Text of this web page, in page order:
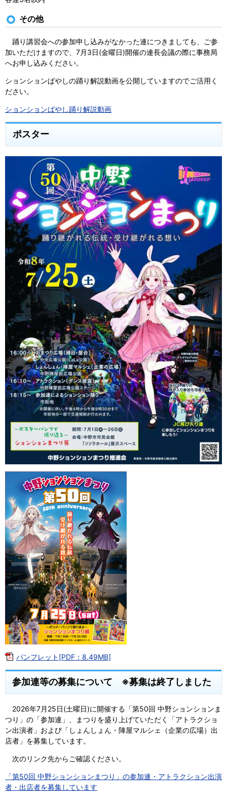
その他
踊り講習会への参加申し込みがなかった連につきましても、ご参
加いただけますので、7月3日(金曜日)開催の連長会議の際に事務局
へお申し込みください。
ションションばやしの踊り解説動画を公開していますのでご活用く
ださい。
ションションばやし踊り解説動画
ポスター
パンフレット[PDF：8.49MB]
参加連等の募集について ※募集は終了しました
2026年7月25日(土曜日)に開催する「第50回 中野ションションま
つり」の「参加連」、まつりを盛り上げていただく「アトラクショ
ン出演者」および「しょんしょん・陣屋マルシェ（企業の広場）出
店者」を募集しています。
次のリンク先からご確認ください。
「第50回 中野ションションまつり」の参加連・アトラクション出演
者・出店者を募集しています